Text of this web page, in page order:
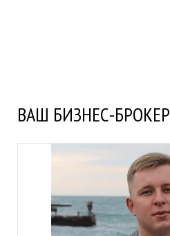
ВАШ БИЗНЕС-БРОКЕР